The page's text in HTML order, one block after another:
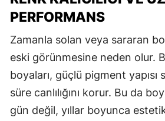
PERFORMANS
Zamanla solan veya sararan
eski görünmesine neden olur.
boyaları, güçlü pigment yapısı
süre canlılığını korur. Bu da
gün değil, yıllar boyunca